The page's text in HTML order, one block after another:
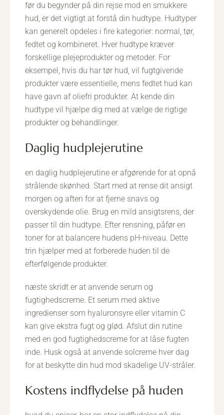
før du begynder på din rejse mod en smukkere
hud, er det vigtigt at forstå din hudtype. Hudtyper
kan generelt opdeles i fire kategorier: normal, tør,
fedtet og kombineret. Hver hudtype kræver
forskellige plejeprodukter og metoder. For
eksempel, hvis du har tør hud, vil fugtgivende
produkter være essentielle, mens fedtet hud kan
have gavn af oliefri produkter. At kende din
hudtype vil hjælpe dig med at vælge de rigtige
produkter og behandlinger.
daglig hudplejerutine
en daglig hudplejerutine er afgørende for at opnå
strålende skønhed. Start med at rense dit ansigt
morgen og aften for at fjerne snavs og
overskydende olie. Brug en mild ansigtsrens, der
passer til din hudtype. Efter rensning, påfør en
toner for at balancere hudens pH-niveau. Dette
trin hjælper med at forberede huden til de
efterfølgende produkter.
næste skridt er at anvende serum og
fugtighedscreme. Et serum med aktive
ingredienser som hyaluronsyre eller vitamin C
kan give ekstra fugt og glød. Afslut din rutine
med en god fugtighedscreme for at låse fugten
inde. Husk også at anvende solcreme hver dag
for at beskytte din hud mod skadelige UV-stråler.
kostens indflydelse på huden